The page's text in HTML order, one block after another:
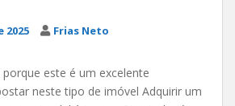
2025 Frias Neto
este é um excelente
neste tipo de imóvel Adquirir um